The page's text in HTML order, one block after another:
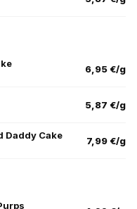
6,95 €/g
5,87 €/g
Daddy Cake 7,99 €/g